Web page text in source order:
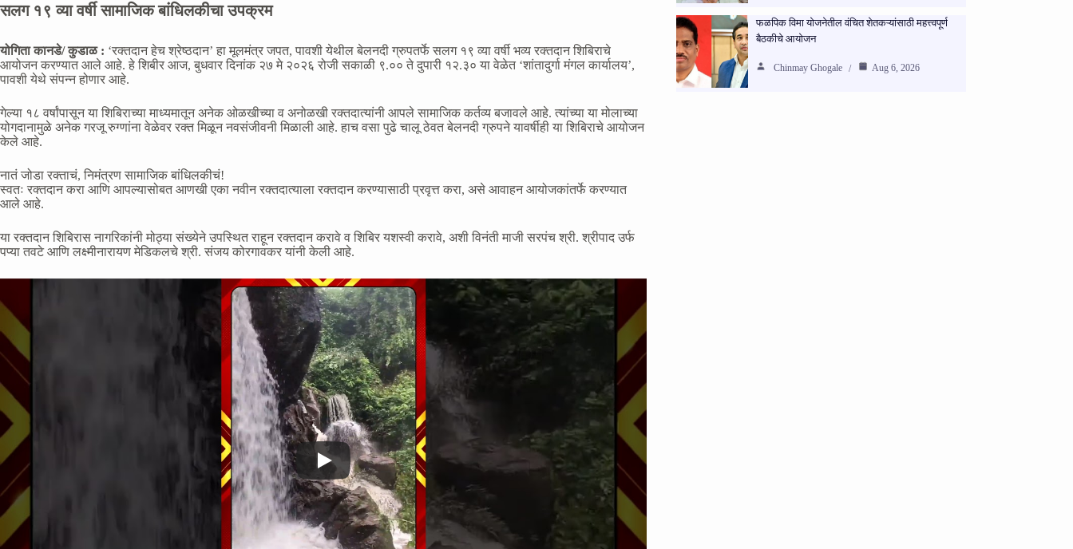
सलग १९ व्या वर्षी सामाजिक बांधिलकीचा उपक्रम
योगिता कानडे/ कुडाळ : ‘रक्तदान हेच श्रेष्ठदान’ हा मूलमंत्र जपत, पावशी येथील बेलनदी ग्रुपतर्फे सलग १९ व्या वर्षी भव्य रक्तदान शिबिराचे
आयोजन करण्यात आले आहे. हे शिबीर आज, बुधवार दिनांक २७ मे २०२६ रोजी सकाळी ९.०० ते दुपारी १२.३० या वेळेत ‘शांतादुर्गा मंगल कार्यालय’,
पावशी येथे संपन्न होणार आहे.
गेल्या १८ वर्षांपासून या शिबिराच्या माध्यमातून अनेक ओळखीच्या व अनोळखी रक्तदात्यांनी आपले सामाजिक कर्तव्य बजावले आहे. त्यांच्या या मोलाच्या
योगदानामुळे अनेक गरजू रुग्णांना वेळेवर रक्त मिळून नवसंजीवनी मिळाली आहे. हाच वसा पुढे चालू ठेवत बेलनदी ग्रुपने यावर्षीही या शिबिराचे आयोजन
केले आहे.
नातं जोडा रक्ताचं, निमंत्रण सामाजिक बांधिलकीचं!
स्वतः रक्तदान करा आणि आपल्यासोबत आणखी एका नवीन रक्तदात्याला रक्तदान करण्यासाठी प्रवृत्त करा, असे आवाहन आयोजकांतर्फे करण्यात
आले आहे.
या रक्तदान शिबिरास नागरिकांनी मोठ्या संख्येने उपस्थित राहून रक्तदान करावे व शिबिर यशस्वी करावे, अशी विनंती माजी सरपंच श्री. श्रीपाद उर्फ
पप्या तवटे आणि लक्ष्मीनारायण मेडिकलचे श्री. संजय कोरगावकर यांनी केली आहे.
फळपिक विमा योजनेतील वंचित शेतकऱ्यांसाठी महत्त्वपूर्ण
बैठकीचे आयोजन
Chinmay Ghogale Aug 6, 2026